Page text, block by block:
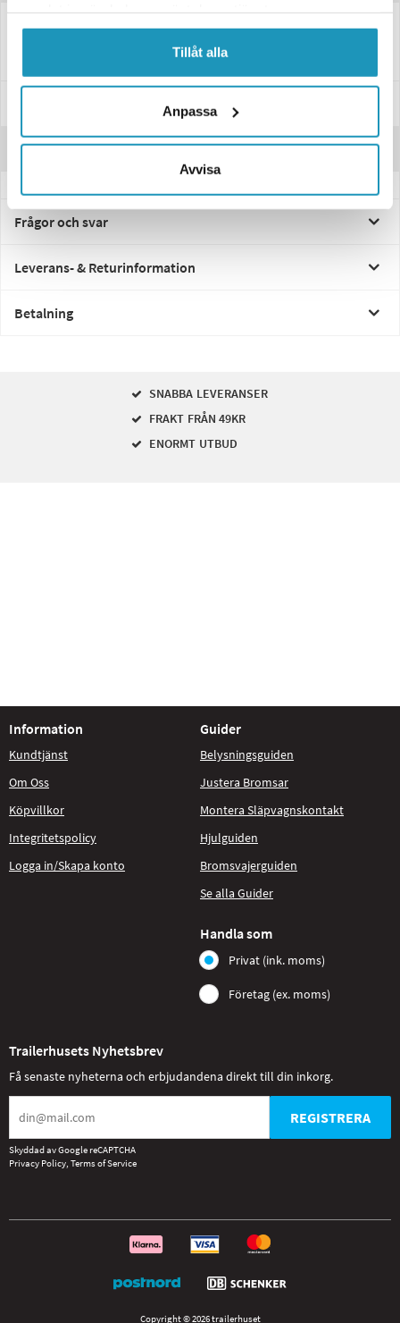
Tillåt alla
Anpassa
Avvisa
2300002
Lagerbult för handbromsspak M12 107*16
Lagerbult för handbromsspak M12 107*16 till släpvagn
Recensioner
Frågor och svar
Leverans- & Returinformation
Betalning
SNABBA LEVERANSER
FRAKT FRÅN 49KR
ENORMT UTBUD
Information
Kundtjänst
Om Oss
Köpvillkor
Integritetspolicy
Logga in/Skapa konto
Guider
Belysningsguiden
Justera Bromsar
Montera Släpvagnskontakt
Hjulguiden
Bromsvajerguiden
Se alla Guider
Handla som
Privat (ink. moms)
Företag (ex. moms)
Trailerhusets Nyhetsbrev
Få senaste nyheterna och erbjudandena direkt till din inkorg.
REGISTRERA
Skyddad av Google reCAPTCHA
Privacy Policy, Terms of Service
Copyright © 2026 trailerhuset